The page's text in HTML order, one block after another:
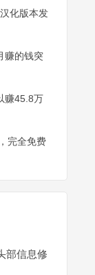
化版本发
赚的钱突
赚45.8万
完全免费
部信息修